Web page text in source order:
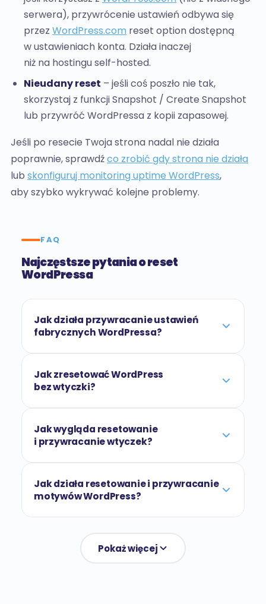
serwera), przywrócenie ustawień odbywa się
przez WordPress.com reset option dostępną
w ustawieniach konta. Działa inaczej
niż na hostingu self-hosted.
Nieudany reset – jeśli coś poszło nie tak,
skorzystaj z funkcji Snapshot / Create Snapshot
lub przywróć WordPressa z kopii zapasowej.
Jeśli po resecie Twoja strona nadal nie działa
poprawnie, sprawdźco zrobić gdy strona nie działa
lub skonfiguruj monitoring uptime WordPress,
aby szybko wykrywać kolejne problemy.
FAQ
Najczęstsze pytania o reset
WordPressa
Jak działa przywracanie ustawień
fabrycznych WordPressa?
Jak zresetować WordPress
bez wtyczki?
Jak wygląda resetowanie
i przywracanie wtyczek?
Jak działa resetowanie i przywracanie
motywów WordPress?
Pokaż więcej